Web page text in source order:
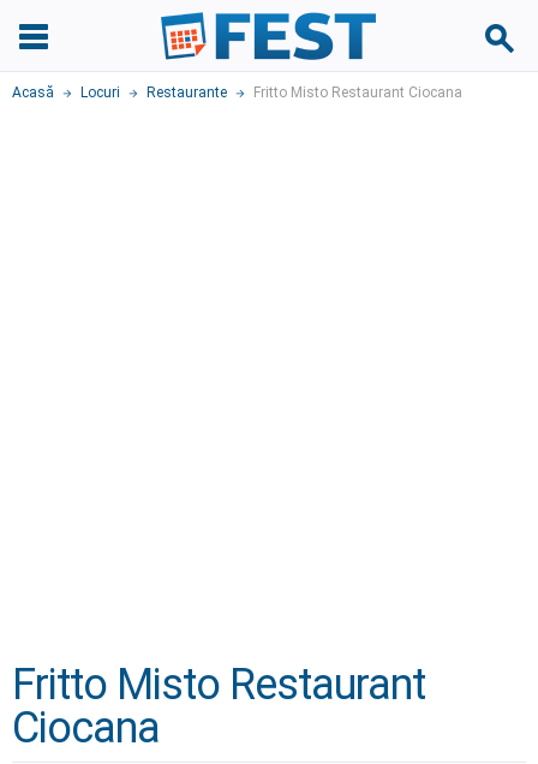
Acasă Locuri Restaurante Fritto Misto Restaurant Ciocana
Fritto Misto Restaurant
Ciocana